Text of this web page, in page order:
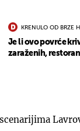
KRENULO OD BRZE
Je li ovo povrće
zaraženih,